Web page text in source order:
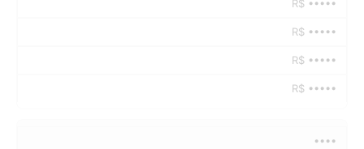
R$ •••••
R$ •••••
R$ •••••
R$ •••••
••••